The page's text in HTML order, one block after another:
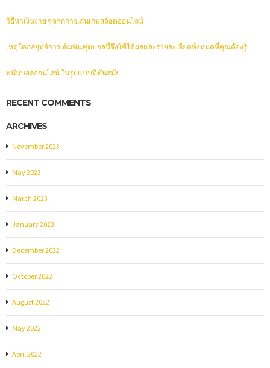
วิธีหาเงินง่าย ๆ จากการเล่นเกมสล็อตออนไลน์
เหตุใดกลยุทธ์การเดิมพันฟุตบอลนี้จึงใช้ได้ผลและรายละเอียดทั้งหมดที่คุณต้องรู้
พนันบอลออนไลน์ ในรูปแบบที่ทันสมัย
RECENT COMMENTS
ARCHIVES
November 2023
May 2023
March 2023
January 2023
December 2022
October 2022
August 2022
May 2022
April 2022